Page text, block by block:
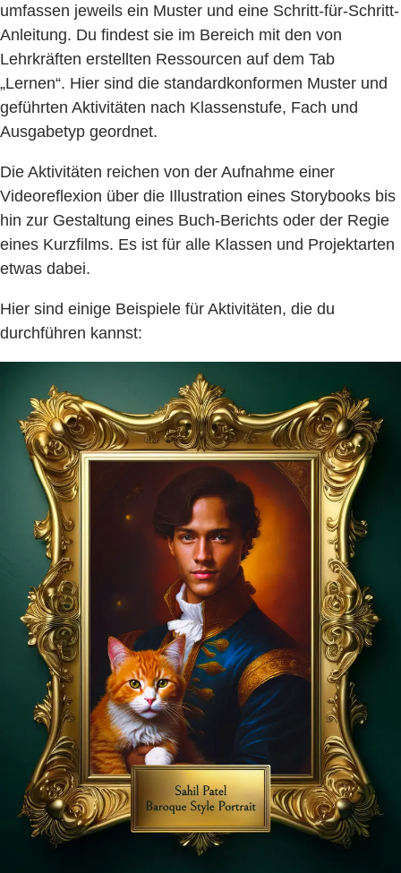
umfassen jeweils ein Muster und eine Schritt-für-Schritt-
Anleitung. Du findest sie im Bereich mit den von
Lehrkräften erstellten Ressourcen auf dem Tab
„Lernen“. Hier sind die standardkonformen Muster und
geführten Aktivitäten nach Klassenstufe, Fach und
Ausgabetyp geordnet.
Die Aktivitäten reichen von der Aufnahme einer
Videoreflexion über die Illustration eines Storybooks bis
hin zur Gestaltung eines Buch-Berichts oder der Regie
eines Kurzfilms. Es ist für alle Klassen und Projektarten
etwas dabei.
Hier sind einige Beispiele für Aktivitäten, die du
durchführen kannst: